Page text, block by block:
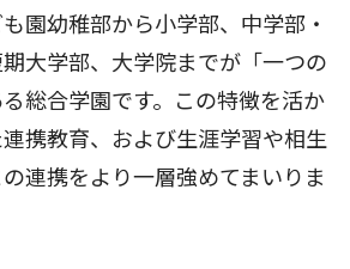
園幼稚部から小学部、中学部・
大学部、大学院までが「一つの
総合学園です。この特徴を活か
携教育、および生涯学習や相生
連携をより一層強めてまいりま